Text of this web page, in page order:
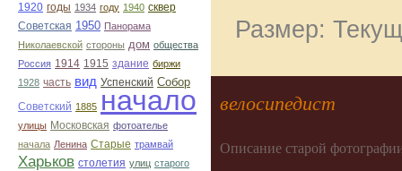
1920 годы 1934 году 1940 сквер
Советская 1950 Панорама
Николаевской стороны дом общества
Россия 1914 1915 здание биржи
1928 часть вид Успенский Собор
Советский 1885 начало
улицы Московская фотоателье
начала Ленина Старые трамвай
Харьков столетия улиц старого
Размер:
велосипедист
Описание старой